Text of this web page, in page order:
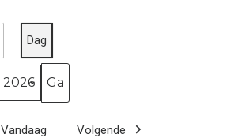
Dag
Vandaag Volgende